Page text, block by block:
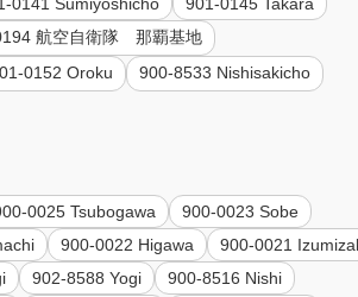
航空自衛隊 那覇基地
0152 Oroku
900-8533 Nishisakicho
0025 Tsubogawa
900-0023 Sobe
900-0022 Higawa
900-0021
902-8588 Yogi
900-8516 Nishi